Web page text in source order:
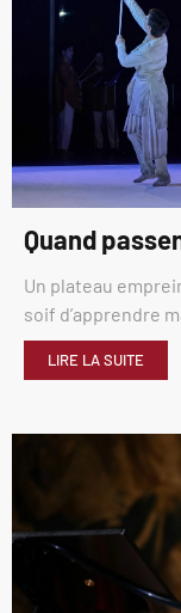
Quand
Un plateau
soif d’apprendre
LIRE LA SUITE